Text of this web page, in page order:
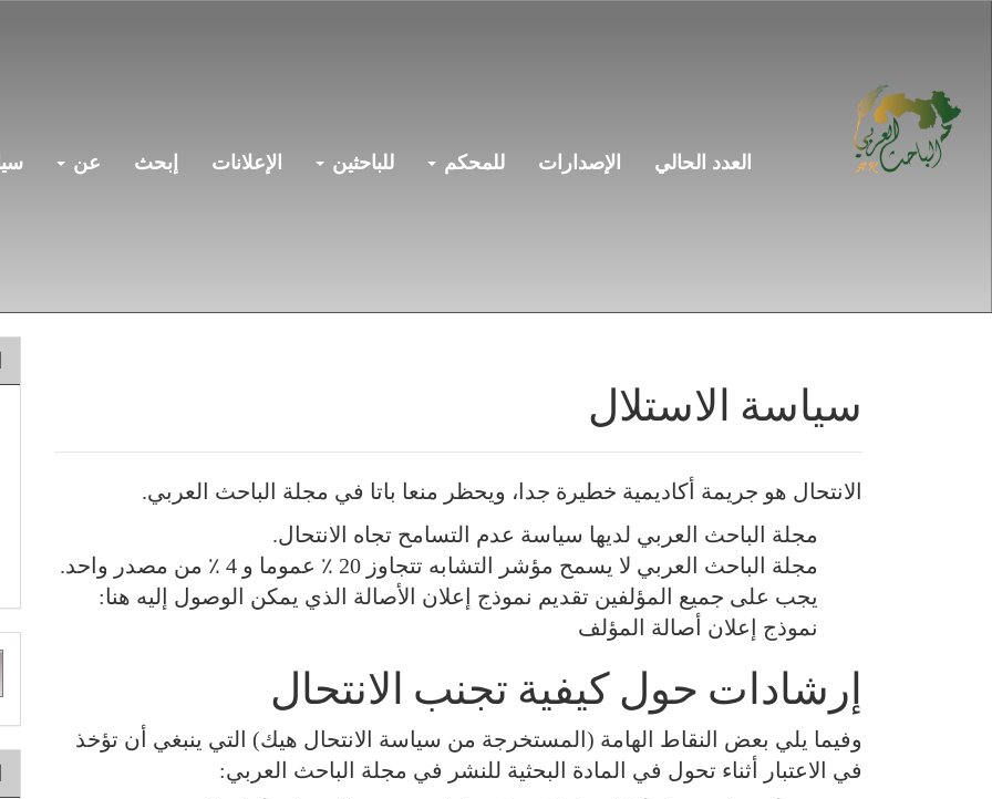
الشريط
الجانبي
العدد الحالي الإصدارات للمحكم للباحثين الإعلانات إبحث عن
سياسة الاستلال
الانتحال هو جريمة أكاديمية خطيرة جدا، ويحظر منعا باتا في مجلة الباحث العربي.
مجلة الباحث العربي لديها سياسة عدم التسامح تجاه الانتحال.
مجلة الباحث العربي لا يسمح مؤشر التشابه تتجاوز 20 ٪ عموما و 4 ٪ من مصدر واحد.
يجب على جميع المؤلفين تقديم نموذج إعلان الأصالة الذي يمكن الوصول إليه هنا:
نموذج إعلان أصالة المؤلف
إرشادات حول كيفية تجنب الانتحال
وفيما يلي بعض النقاط الهامة (المستخرجة من سياسة الانتحال هيك) التي ينبغي أن تؤخذ
في الاعتبار أثناء تحول في المادة البحثية للنشر في مجلة الباحث العربي: